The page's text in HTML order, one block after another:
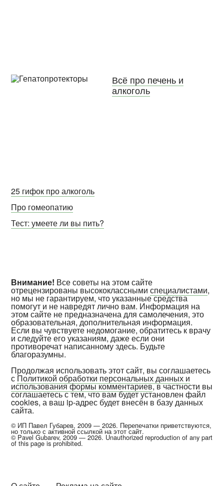
Всё про печень и
алкоголь
25 гифок про алкоголь
Про гомеопатию
Тест: умеете ли вы пить?
Внимание! Все советы на этом сайте
отрецензированы высококласснымиспециалистами,
но мы не гарантируем, что указанные средства
помогут и не навредят лично вам. Информация на
этом сайте не предназначена для самолечения, это
образовательная, дополнительная информация.
Если вы чувствуете недомогание, обратитесь к врачу
и следуйте его указаниям, даже если они
противоречат написанному здесь. Будьте
благоразумны.
Продолжая использовать этот сайт, вы соглашаетесь
с Политикой обработки персональных данных и
использования формы комментариев, в частности вы
соглашаетесь с тем, что вам будет установлен файл
cookies, а ваш ip-адрес будет внесён в базу данных
сайта.
© ИП Павел Губарев, 2009 — 2026. Перепечатки приветствуются,
но только с активной ссылкой на этот сайт.
© Pavel Gubarev, 2009 — 2026. Unauthorized reproduction of any part
of this page is prohibited.